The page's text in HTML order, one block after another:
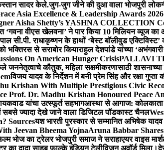
सादर केले.जुग-जुग जीने की दुआ वाला भोजपुरी
Asia Excellence & Leadership Awards
Aisha Shetty’s YASHNA COLLECTION
‘गवना वीएस खेलवना’ ने पार किया 10 मिलियन व्यूज
राधाकृष्णन के हाथों ‘बेस्ट बॉलीवुड एक्टिविस्ट’
भक्तिरस से सराबोर कियाराहुल देशपांडे यांच्या
On American Hunger CrisisPALLAVI
कौतुक, महिला सक्षमीकरणासाठी शासनाच्या
विजय यादव के निर्देशन में बनी प्रेम सिंह और रक्षा
Krishan With Multiple Prestigious Civic
Prof. Dr. Madhu Krishan Honoured Peace
यांचा उत्स्फूर्त सहभागआस्था से आगाज: कोलकाता में
सबसे ज्यादा देखे जाने वाला डिजिटल पॉडकास्ट चैनल
Sourcesयश भारती पुरस्कार से सम्मानित अभिषेक यादव
Jeevan Bheema YojnaAruna Babbar
भोज का ट्रेलर भोजपुरी समाज ने सराहाएयर वाइस
का दादा साहब फाल्के इंडियन टेलीविज़न अवॉर्ड मिला।